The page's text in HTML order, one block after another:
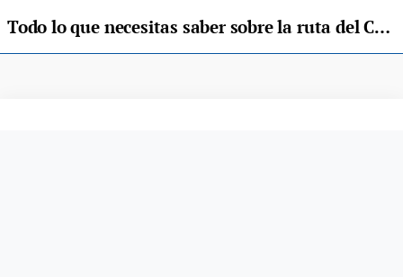
Todo lo que necesitas saber sobre la ruta del Cares de los Picos de Europa